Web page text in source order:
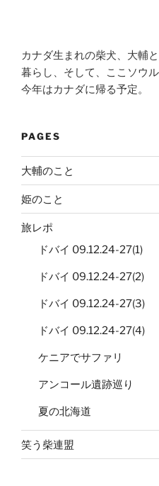
カナダ生まれの柴犬、大輔
暮らし、そして、ここソウ
今年はカナダに帰る予定。
PAGES
大輔のこと
姫のこと
旅レポ
ドバイ 09.12.24-27(1)
ドバイ 09.12.24-27(2)
ドバイ 09.12.24-27(3)
ドバイ 09.12.24-27(4)
ケニアでサファリ
アンコール遺跡巡り
夏の北海道
笑う柴連盟